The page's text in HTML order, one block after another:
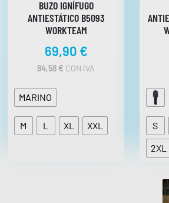
BUZO IGNÍFUGO
ANTIESTÁTICO B5093
WORKTEAM
69,90 €
84,58 € CON IVA
MARINO
M L XL XXL S
2XL